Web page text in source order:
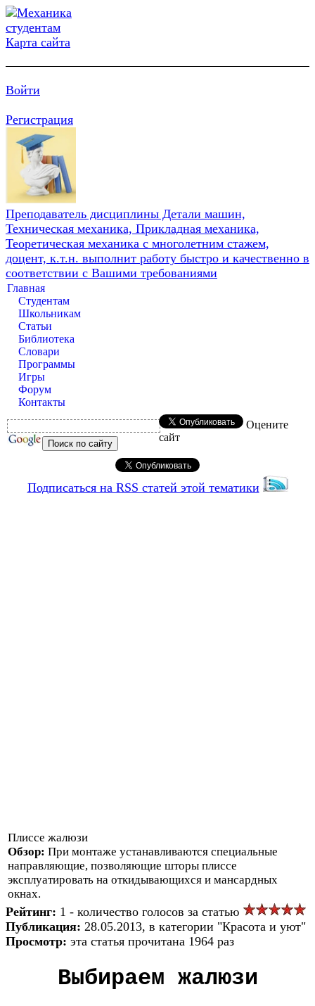
Карта сайта
Войти
Регистрация
Преподаватель дисциплины Детали машин,
Техническая механика, Прикладная механика,
Теоретическая механика с многолетним стажем,
доцент, к.т.н. выполнит работу быстро и качественно в
соответствии с Вашими требованиями
Главная
Студентам
Школьникам
Статьи
Библиотека
Словари
Программы
Игры
Форум
Контакты
Оцените
сайт
Подписаться на RSS статей этой тематики
Плиссе жалюзи
Обзор: При монтаже устанавливаются специальные
направляющие, позволяющие шторы плиссе
эксплуатировать на откидывающихся и мансардных
окнах.
Рейтинг: 1 - количество голосов за статью
Публикация: 28.05.2013, в категории "Красота и уют"
Просмотр: эта статья прочитана 1964 раз
Выбираем жалюзи